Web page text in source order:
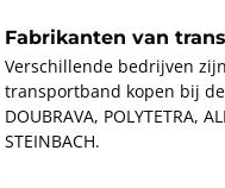
Fabrikanten van
Verschillende bedrijven
transportband kopen bij de
DOUBRAVA, POLYTETRA,
STEINBACH.